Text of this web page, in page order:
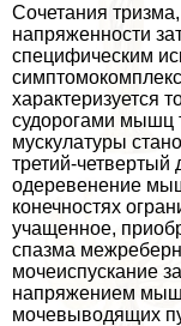
Сочетания
напряженности
специфическим
хаpaктеризуется
судорогами мышц
мускулатуры
третий-четвертый
одеревенение
конечностях
учащенное,
спазма
мочеиспускание
напряжением
мочевыводящих